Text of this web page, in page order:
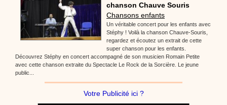
chanson Chauve Souris
Chansons enfants
Un véritable concert pour les enfants avec
Stéphy ! Voilà la chanson Chauve-Souris,
regardez et écoutez un extrait de cette
super chanson pour les enfants.
Découvrez Stéphy en concert accompagné de son musicien Romain Petite
avec cette chanson extraite du Spectacle Le Rock de la Sorcière. Le jeune
public...
Votre Publicité ici ?